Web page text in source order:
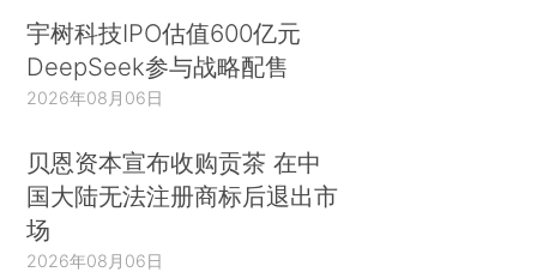
宇树科技IPO估值600亿元
DeepSeek参与战略配售
2026年08月06日
贝恩资本宣布收购贡茶 在中
国大陆无法注册商标后退出市
场
2026年08月06日